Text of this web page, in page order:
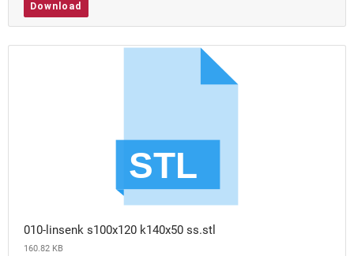
Download
010-linsenk s100x120 k140x50 ss.stl
160.82 KB